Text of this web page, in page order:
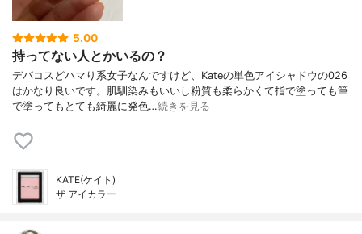
5.00
持ってない人とかいるの？
デパコスどハマり系女子なんですけど、Kateの単色アイシャドウの026
はかなり良いです。肌馴染みもいいし粉質も柔らかくて指で塗っても筆
で塗ってもとても綺麗に発色…続きを見る
KATE(ケイト)
ザ アイカラー